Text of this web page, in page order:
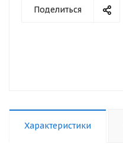
Поделиться
Характеристики